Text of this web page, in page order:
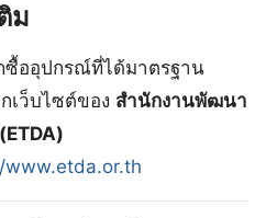
ม
ซื้ออุปกรณ์ที่ได้มาตรฐาน
เว็บไซต์ของ สำนักงานพัฒนา